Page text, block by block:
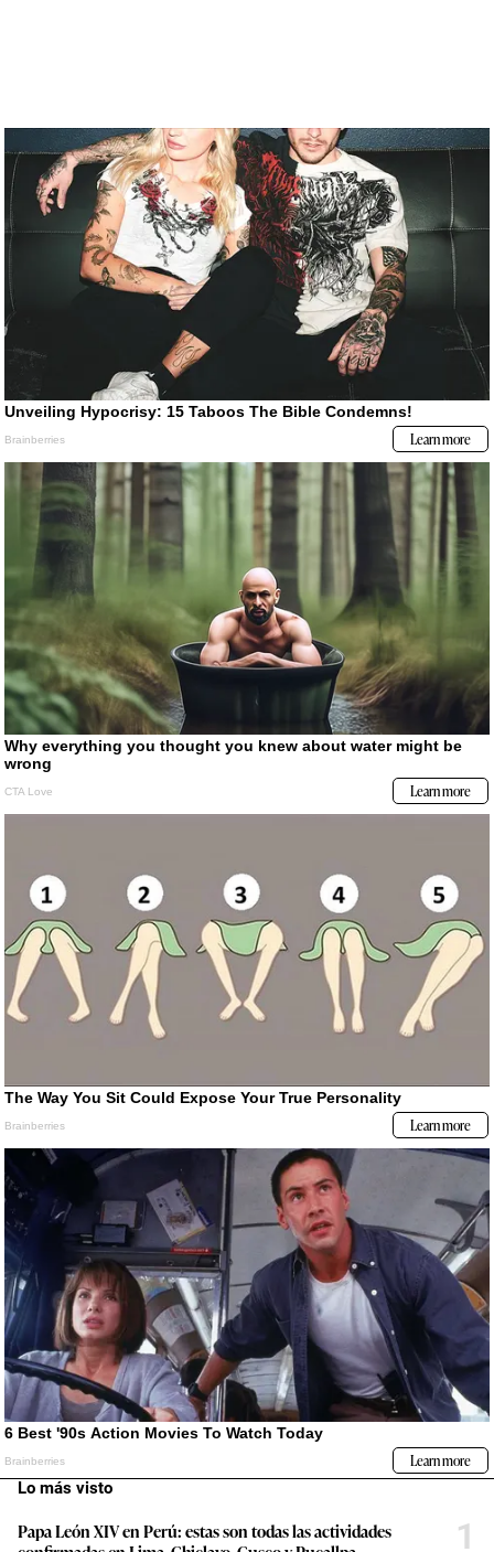
Lo más visto
Papa León XIV en Perú: estas son todas las actividades
1